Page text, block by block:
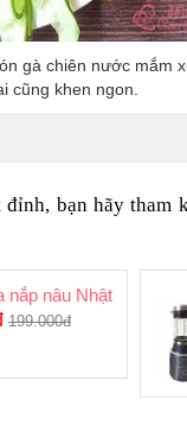
gà chiên nước mắm
cũng khen ngon.
đỉnh, bạn hãy tham
nâu Nhật Bản đa
199.000đ